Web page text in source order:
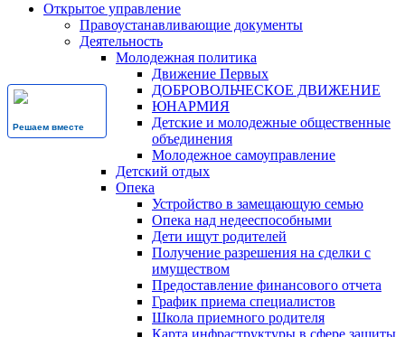
Решаем вместе
Открытое управление
Правоустанавливающие документы
Деятельность
Молодежная политика
Движение Первых
ДОБРОВОЛЬЧЕСКОЕ ДВИЖЕНИЕ
ЮНАРМИЯ
Детские и молодежные общественные
объединения
Молодежное самоуправление
Детский отдых
Опека
Устройство в замещающую семью
Опека над недееспособными
Дети ищут родителей
Получение разрешения на сделки с
имуществом
Предоставление финансового отчета
График приема специалистов
Школа приемного родителя
Карта инфраструктуры в сфере защиты